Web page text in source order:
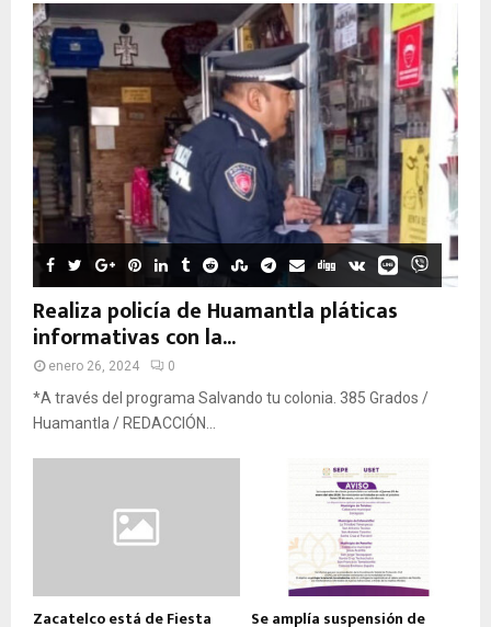
Realiza policía de Huamantla pláticas
informativas con la...
enero 26, 2024 0
*A través del programa Salvando tu colonia. 385 Grados /
Huamantla / REDACCIÓN...
Zacatelco está de Fiesta Se amplía suspensión de